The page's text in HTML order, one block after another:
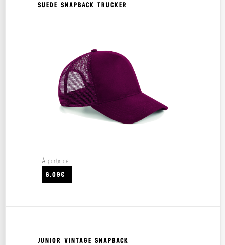
SUEDE SNAPBACK TRUCKER
À partir de
6.09€
JUNIOR VINTAGE SNAPBACK